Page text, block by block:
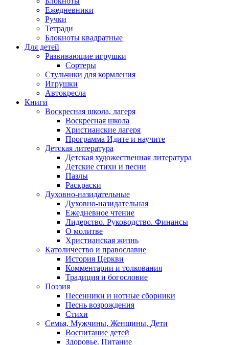
Ежедневники
Ручки
Тетради
Блокноты квадратные
Для детей
Развивающие игрушки
Сортеры
Стульчики для кормления
Игрушки
Автокресла
Книги
Воскресная школа, лагеря
Воскресная школа
Христианские лагеря
Программа Идите и научите
Детская литература
Детская художественная литература
Детские стихи и песни
Пазлы
Раскраски
Духовно-назидательные
Духовно-назидательная
Ежедневное чтение
Лидерство. Руководство. Финансы
О молитве
Христианская жизнь
Католичество и православие
История Церкви
Комментарии и толкования
Традиция и богословие
Поэзия
Песенники и нотные сборники
Песнь возрождения
Стихи
Семья, Мужчины, Женщины, Дети
Воспитание детей
Здоровье. Питание